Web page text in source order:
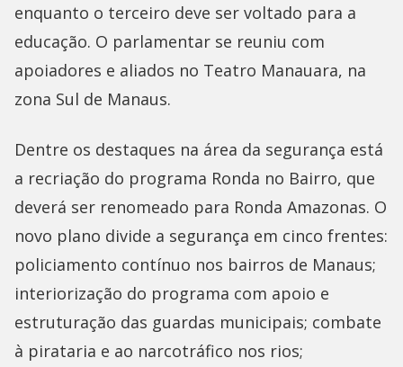
enquanto o terceiro deve ser voltado para a
educação. O parlamentar se reuniu com
apoiadores e aliados no Teatro Manauara, na
zona Sul de Manaus.
Dentre os destaques na área da segurança está
a recriação do programa Ronda no Bairro, que
deverá ser renomeado para Ronda Amazonas. O
novo plano divide a segurança em cinco frentes:
policiamento contínuo nos bairros de Manaus;
interiorização do programa com apoio e
estruturação das guardas municipais; combate
à pirataria e ao narcotráfico nos rios;